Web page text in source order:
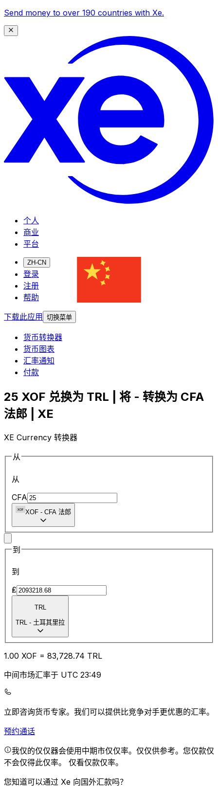
Send money to over 190 countries with Xe.
个人
商业
平台
ZH-CN
登录
注册
帮助
下载此应用
切换菜单
货币转换器
货币图表
汇率通知
付款
25 XOF 兑换为 TRL | 将 - 转换为 CFA
法郎 | XE
XE Currency 转换器
从
从
CFA
XOF - CFA 法郎
到
到
₤
TRL
TRL - 土耳其里拉
1.00 XOF = 83,728.74 TRL
中间市场汇率于 UTC 23:49
立即咨询货币专家。 我们可以提供比竞争对手更优惠的汇率。
预约通话
我仅的仅仅器会使用中期市仅仅率。仅仅供参考。您仅款仅
不会仅得此仅率。 仅看仅款仅率。
您知道可以通过 Xe 向国外汇款吗？